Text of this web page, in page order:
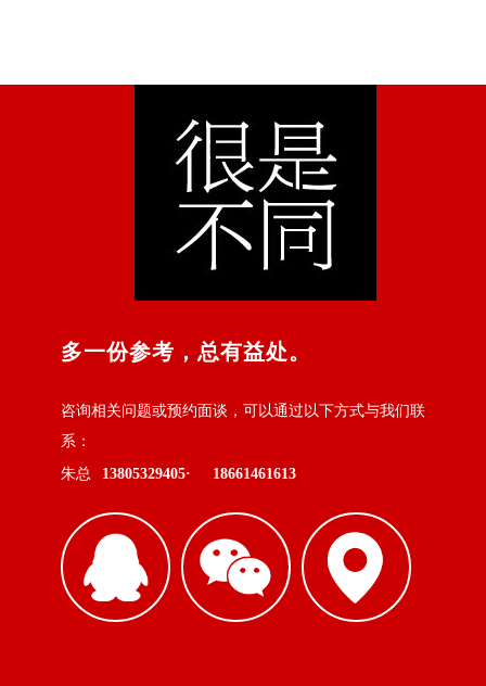
多一份参考，总有益处。
咨询相关问题或预约面谈，可以通过以下方式与我们联
系：
朱总
13805329405· 18661461613